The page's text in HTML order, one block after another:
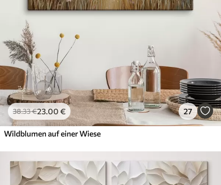
38.33€23.00 € 27
Wildblumen auf einer Wiese